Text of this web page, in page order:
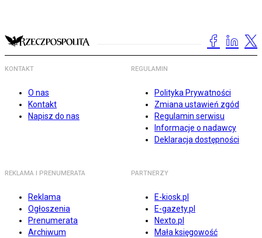
KONTAKT
O nas
Kontakt
Napisz do nas
REGULAMIN
Polityka Prywatności
Zmiana ustawień zgód
Regulamin serwisu
Informacje o nadawcy
Deklaracja dostępności
REKLAMA I PRENUMERATA
Reklama
Ogłoszenia
Prenumerata
Archiwum
PARTNERZY
E-kiosk.pl
E-gazety.pl
Nexto.pl
Mała księgowość